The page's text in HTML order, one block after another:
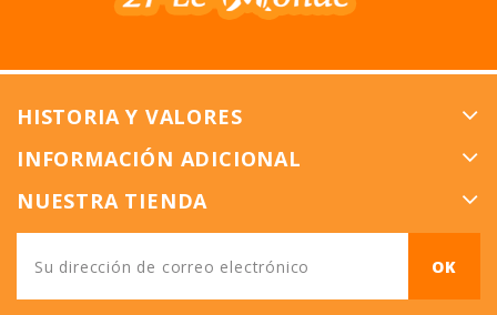
HISTORIA Y VALORES
INFORMACIÓN ADICIONAL
NUESTRA TIENDA